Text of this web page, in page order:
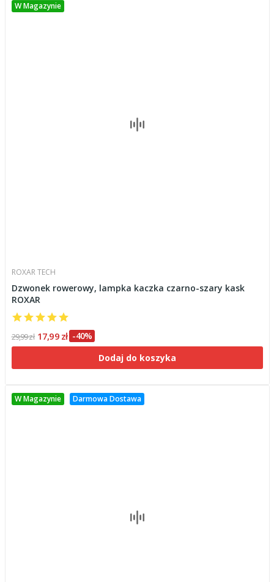
W Magazynie
ROXAR TECH
Dzwonek rowerowy, lampka kaczka czarno-szary kask
ROXAR
29,99 zł 17,99 zł -40%
Dodaj do koszyka
W Magazynie Darmowa Dostawa